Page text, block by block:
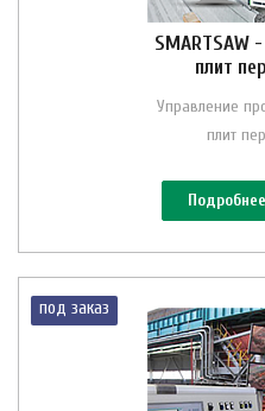
SMARTSAW
плит
Управление
плит
Подробнее
под заказ